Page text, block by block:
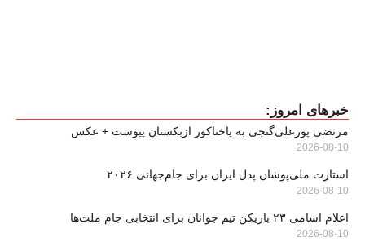
خبرهای امروز:
مرتضی پورعلی‌گنجی به پاختاکور ازبکستان پیوست + عکس
2026-08-10
استارت ملی‌پوشان پدل ایران برای جام‌جهانی ۲۰۲۶
2026-08-10
اعلام اسامی ۲۳ بازیکن تیم جوانان برای انتخابی جام ملت‌ها
2026-08-10